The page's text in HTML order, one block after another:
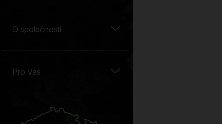
O společnosti
Vše o nákupu
Velkoobchod
Pro Vás
Konfigurátor CZUB